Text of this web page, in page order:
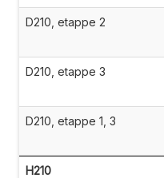
D210, etappe 2
D210, etappe 3
D210, etappe 1, 3
H210